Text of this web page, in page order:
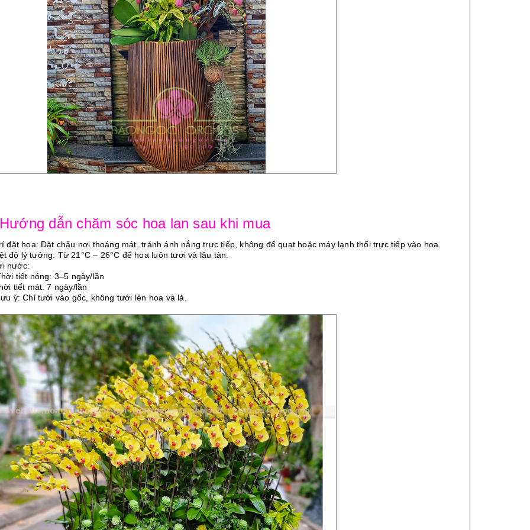
dẫn chăm sóc hoa lan sau khi mua
đặt hoa: Đặt chậu nơi thoáng mát, tránh ánh nắng trực tiếp, không để quạt hoặc máy lạnh thổi trực tiếp vào hoa.
độ lý tưởng: Từ 21°C – 26°C để hoa luôn tươi và lâu tàn.
nước:
tiết nóng: 3–5 ngày/lần
tiết mát: 7 ngày/lần
ý: Chỉ tưới vào gốc, không tưới lên hoa và lá.